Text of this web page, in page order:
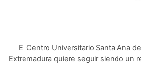
El Centro Universitario Santa Ana
Extremadura quiere seguir siendo un